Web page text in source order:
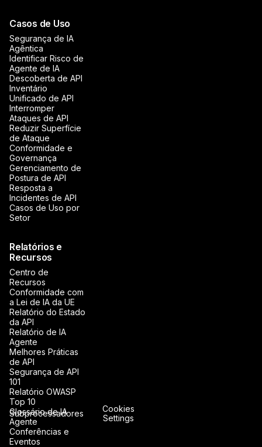
Casos de Uso
Segurança de IA
Agêntica
Identificar Risco de
Agente de IA
Descoberta de API
Inventário
Unificado de API
Interromper
Ataques de API
Reduzir Superfície
de Ataque
Conformidade e
Governança
Gerenciamento de
Postura de API
Resposta a
Incidentes de API
Casos de Uso por
Setor
Relatórios e
Recursos
Centro de
Recursos
Conformidade com
a Lei de IA da UE
Relatório do Estado
da API
Relatório de IA
Agente
Melhores Práticas
de API
Segurança de API
101
Relatório OWASP
Top 10
Glossário de IA
Agente
Conferências e
Eventos
Subprocessadores
Cookies
Settings